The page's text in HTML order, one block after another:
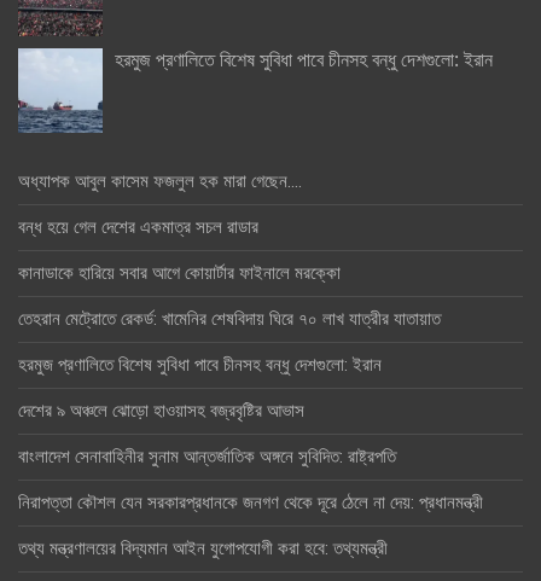
হরমুজ প্রণালিতে বিশেষ সুবিধা পাবে চীনসহ বন্ধু দেশগুলো: ইরান
অধ্যাপক আবুল কাসেম ফজলুল হক মারা গেছেন….
বন্ধ হয়ে গেল দেশের একমাত্র সচল রাডার
কানাডাকে হারিয়ে সবার আগে কোয়ার্টার ফাইনালে মরক্কো
তেহরান মেট্রোতে রেকর্ড: খামেনির শেষবিদায় ঘিরে ৭০ লাখ যাত্রীর যাতায়াত
হরমুজ প্রণালিতে বিশেষ সুবিধা পাবে চীনসহ বন্ধু দেশগুলো: ইরান
দেশের ৯ অঞ্চলে ঝোড়ো হাওয়াসহ বজ্রবৃষ্টির আভাস
বাংলাদেশ সেনাবাহিনীর সুনাম আন্তর্জাতিক অঙ্গনে সুবিদিত: রাষ্ট্রপতি
নিরাপত্তা কৌশল যেন সরকারপ্রধানকে জনগণ থেকে দূরে ঠেলে না দেয়: প্রধানমন্ত্রী
তথ্য মন্ত্রণালয়ের বিদ্যমান আইন যুগোপযোগী করা হবে: তথ্যমন্ত্রী